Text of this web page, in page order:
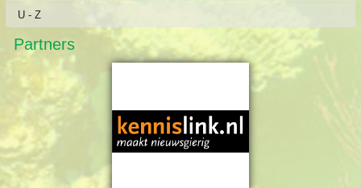
U - Z
Partners